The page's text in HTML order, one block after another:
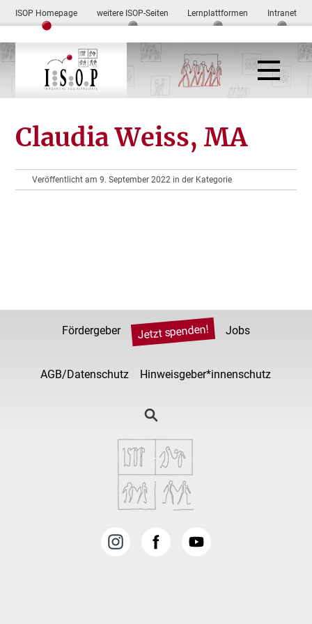
ISOP Homepage weitere ISOP-Seiten Lernplattformen Intranet
Claudia Weiss, MA
Veröffentlicht am 9. September 2022 in der Kategorie
Fördergeber Jetzt spenden! Jobs
AGB/Datenschutz Hinweisgeber*innenschutz